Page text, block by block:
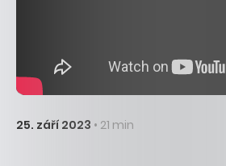
25. září 2023 • 21 min